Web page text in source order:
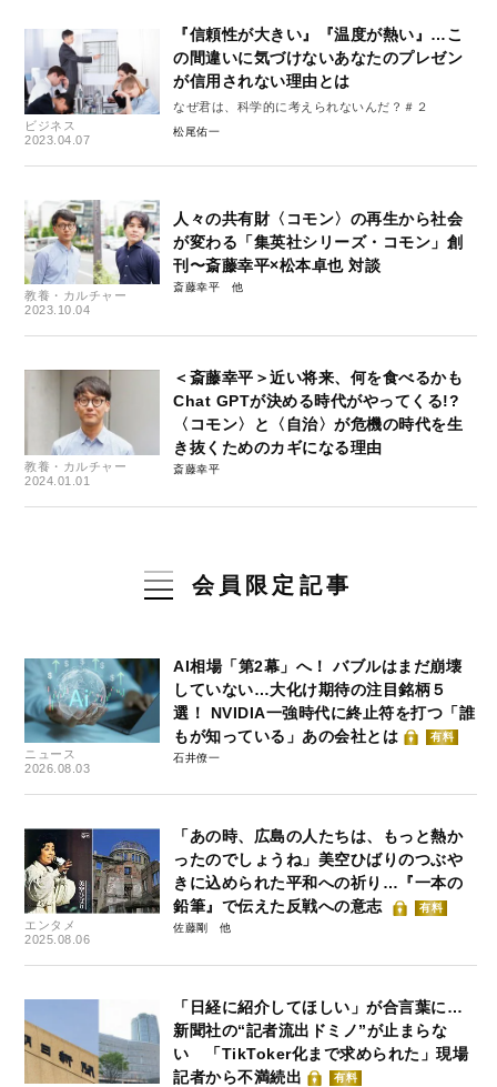
ビジネス
2023.04.07
『信頼性が大きい』『温度が熱い』…こ
の間違いに気づけないあなたのプレゼン
が信用されない理由とは
なぜ君は、科学的に考えられないんだ？＃２
松尾佑一
教養・カルチャー
2023.10.04
人々の共有財〈コモン〉の再生から社会
が変わる「集英社シリーズ・コモン」創
刊〜斎藤幸平×松本卓也 対談
斎藤幸平
教養・カルチャー
2024.01.01
＜斎藤幸平＞近い将来、何を食べるかも
Chat GPTが決める時代がやってくる!?
〈コモン〉と〈自治〉が危機の時代を生
き抜くためのカギになる理由
斎藤幸平
会員限定記事
ニュース
2026.08.03
AI相場「第2幕」へ！ バブルはまだ崩壊
していない…大化け期待の注目銘柄５
選！ NVIDIA一強時代に終止符を打つ「誰
もが知っている」あの会社とは
有料
石井僚一
エンタメ
2025.08.06
「あの時、広島の人たちは、もっと熱か
ったのでしょうね」美空ひばりのつぶや
きに込められた平和への祈り…『一本の
鉛筆』で伝えた反戦への意志
有料
佐藤剛
「日経に紹介してほしい」が合言葉に…
新聞社の“記者流出ドミノ”が止まらな
い 「TikToker化まで求められた」現場
記者から不満続出
有料